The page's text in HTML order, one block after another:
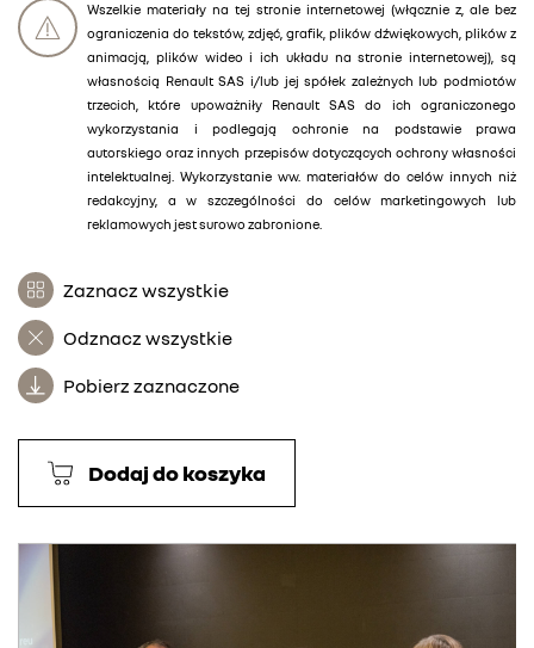
Wszelkie materiały na tej stronie internetowej (włącznie z, ale bez
ograniczenia do tekstów, zdjęć, grafik, plików dźwiękowych, plików z
animacją, plików wideo i ich układu na stronie internetowej), są
własnością Renault SAS i/lub jej spółek zależnych lub podmiotów
trzecich, które upoważniły Renault SAS do ich ograniczonego
wykorzystania i podlegają ochronie na podstawie prawa
autorskiego oraz innych przepisów dotyczących ochrony własności
intelektualnej. Wykorzystanie ww. materiałów do celów innych niż
redakcyjny, a w szczególności do celów marketingowych lub
reklamowych jest surowo zabronione.
Zaznacz wszystkie
Odznacz wszystkie
Pobierz zaznaczone
Dodaj do koszyka